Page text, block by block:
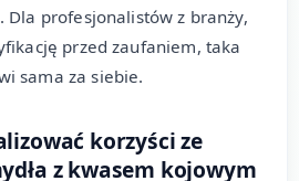
Dla profesjonalistów z branży,
przed zaufaniem, taka
sama za siebie.
korzyści ze
z kwasem kojowym